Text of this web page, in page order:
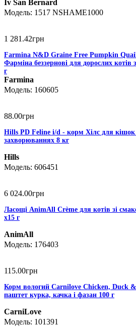
Iv San Bernard
1517 NSHAME1000
1 281 .42грн
Farmina N&D Graine Free Pumpkin
Фарміна беззернові для дорослих котів
г
Farmina
160605
88.00грн
Hills PD Feline i/d - корм Хілс для
захворюваннях 8 кг
Hills
606451
6 024.00грн
Ласощі AnimAll Сrème для котів зі
х15 г
AnimAll
176403
115.00грн
Корм вологий Carnilove Chicken, Duck &
паштет курка, качка і фазан 100 г
CarniLove
101391